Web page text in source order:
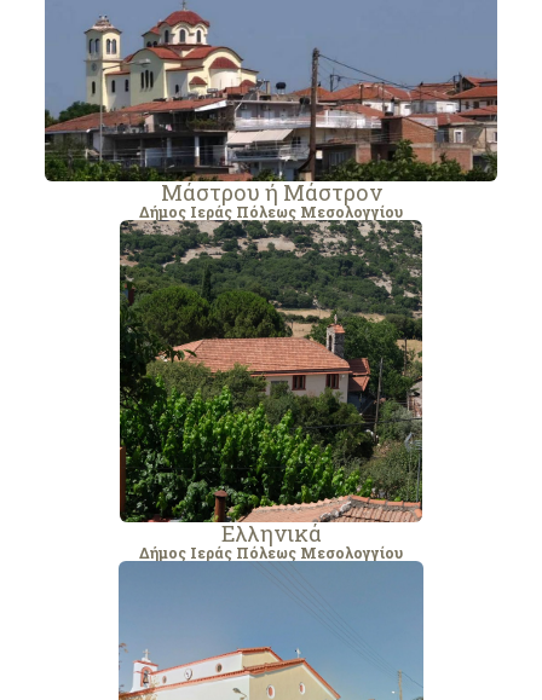
Μάστρου ή Μάστρον
Δήμος Ιεράς Πόλεως Μεσολογγίου
Ελληνικά
Δήμος Ιεράς Πόλεως Μεσολογγίου